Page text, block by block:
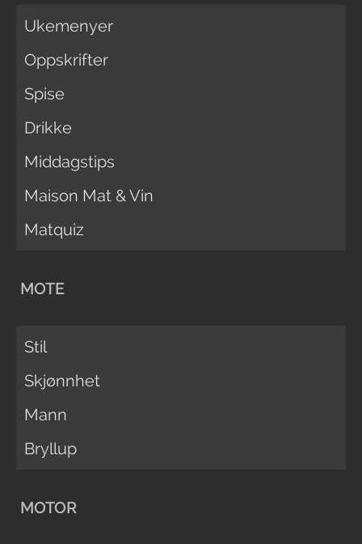
Ukemenyer
Oppskrifter
Spise
Drikke
Middagstips
Maison Mat & Vin
Matquiz
MOTE
Stil
Skjønnhet
Mann
Bryllup
MOTOR